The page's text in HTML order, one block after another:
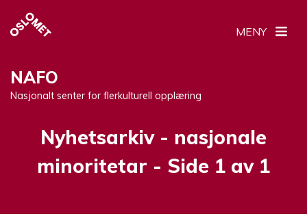
NAFO
Nasjonalt senter for flerkulturell opplæring
MENY
Nyhetsarkiv - Stikkord:
nasjonale
minoritetar - Side 1 av 1